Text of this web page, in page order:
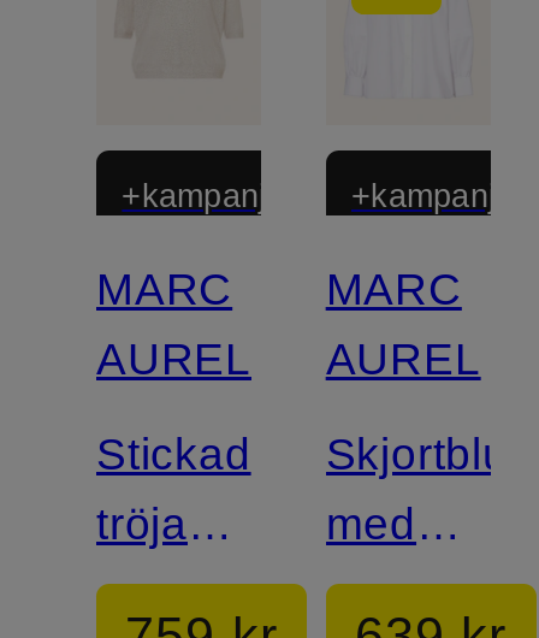
+kampanjrabatt
MARC
AUREL
Stickad
tröja
med
MARC
AUREL
Skjortblus
med
volanger